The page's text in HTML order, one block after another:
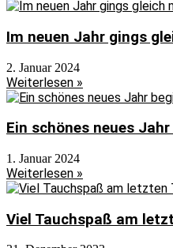
Im neuen Jahr gings
2. Januar 2024
Weiterlesen »
Ein schönes neues
1. Januar 2024
Weiterlesen »
Viel Tauchspaß am